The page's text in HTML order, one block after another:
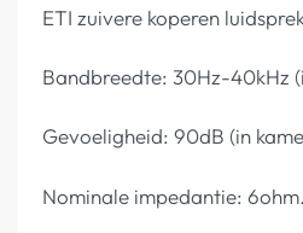
ETI zuivere koperen
Bandbreedte: 30Hz-40kHz
Gevoeligheid: 90dB (in
Nominale impedantie: 6ohm.